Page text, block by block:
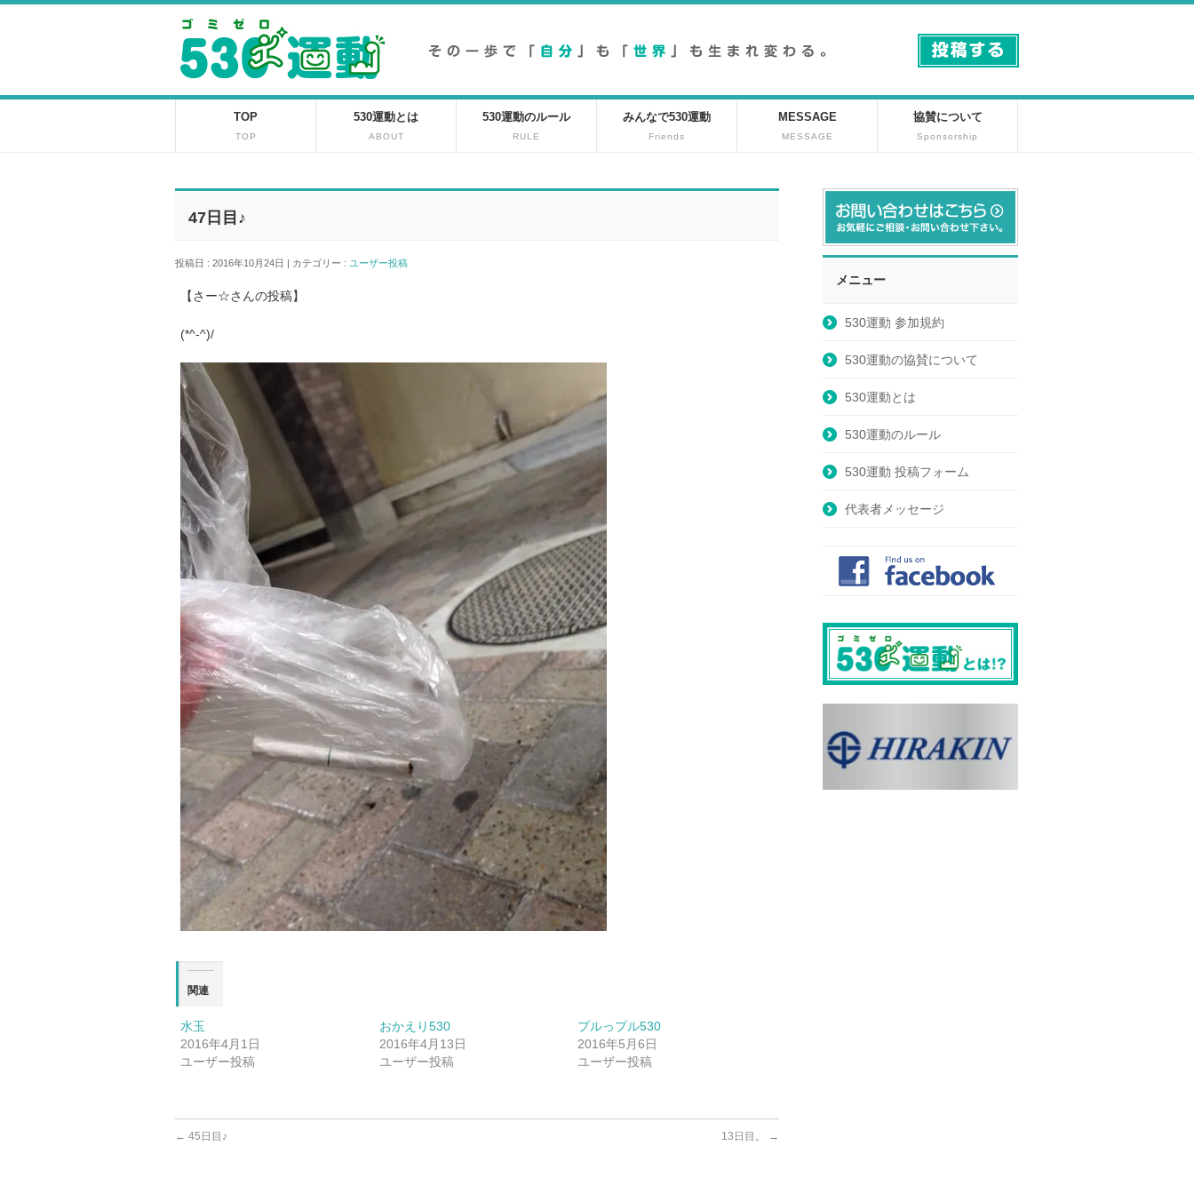
TOP
TOP
530運動とは
ABOUT
530運動のルール
RULE
みんなで530運動
Friends
MESSAGE
MESSAGE
協賛について
Sponsorship
47日目♪
投稿日 : 2016年10月24日 | カテゴリー : ユーザー投稿
【さー☆さんの投稿】
(*^-^)/
関連
水玉
2016年4月1日
ユーザー投稿
おかえり530
2016年4月13日
ユーザー投稿
プルっプル530
2016年5月6日
ユーザー投稿
← 45日目♪ 13日目。 →
メニュー
530運動 参加規約
530運動の協賛について
530運動とは
530運動のルール
530運動 投稿フォーム
代表者メッセージ